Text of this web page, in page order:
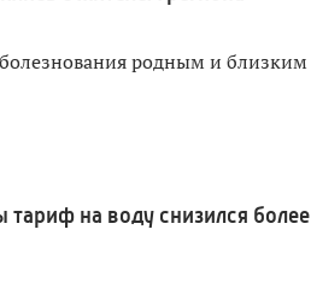
родным и близким
на воду снизился более